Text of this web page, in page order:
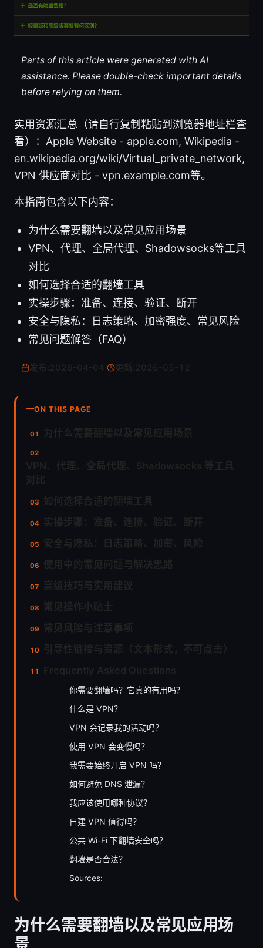
Parts of this article were generated with AI
assistance. Please double-check important details
before relying on them.
实用资源汇总（请自行复制粘贴到浏览器地址栏查
看）：Apple Website - apple.com, Wikipedia -
en.wikipedia.org/wiki/Virtual_private_network,
VPN 供应商对比 - vpn.example.com等。
本指南包含以下内容：
为什么需要翻墙以及常见应用场景
VPN、代理、全局代理、Shadowsocks等工具
对比
如何选择合适的翻墙工具
实操步骤：准备、连接、验证、断开
安全与隐私：日志策略、加密强度、常见风险
常见问题解答（FAQ）
更新:
ON THIS PAGE
你需要翻墙吗？它真的有用吗？
什么是 VPN？
VPN 会记录我的活动吗？
使用 VPN 会变慢吗？
我需要始终开启 VPN 吗？
如何避免 DNS 泄漏？
我应该使用哪种协议？
自建 VPN 值得吗？
公共 Wi-Fi 下翻墙安全吗？
翻墙是否合法？
Sources:
为什么需要翻墙以及常见应用场
景